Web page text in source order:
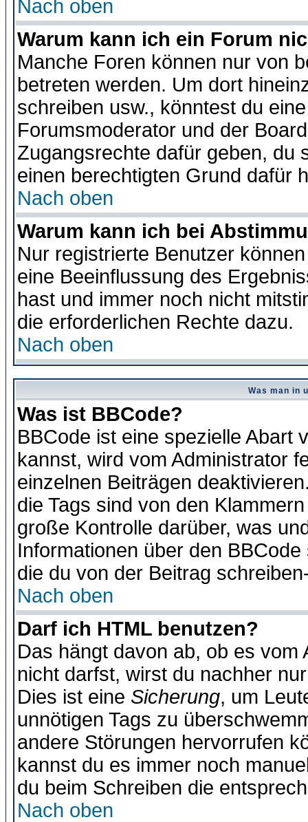
Nach oben
Warum kann ich ein Forum
Manche Foren können nur von
betreten werden. Um dort
schreiben usw., könntest du
Forumsmoderator und der
Zugangsrechte dafür geben, du
einen berechtigten Grund dafür
Nach oben
Warum kann ich bei
Nur registrierte Benutzer
eine Beeinflussung des
hast und immer noch nicht
die erforderlichen Rechte dazu.
Nach oben
Was man in
Was ist BBCode?
BBCode ist eine spezielle Abart
kannst, wird vom Administrator
einzelnen Beiträgen
die Tags sind von den
große Kontrolle darüber, was
Informationen über den
die du von der Beitrag
Nach oben
Darf ich HTML benutzen?
Das hängt davon ab, ob es
nicht darfst, wirst du nachher
Dies ist eine Sicherung, um
unnötigen Tags zu
andere Störungen hervorrufen
kannst du es immer noch
du beim Schreiben die
Nach oben